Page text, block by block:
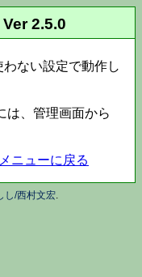
Ver 2.5.0
ない設定で動作し
は、管理画面から
ニューに戻る
し/西村文宏.